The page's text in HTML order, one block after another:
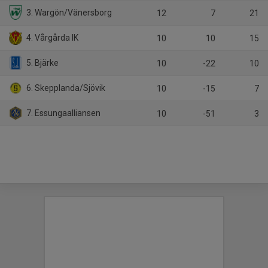
3. Wargön/Vänersborg 12 7 21
4. Vårgårda IK 10 10 15
5. Bjärke 10 -22 10
6. Skepplanda/Sjövik 10 -15 7
7. Essungaalliansen 10 -51 3